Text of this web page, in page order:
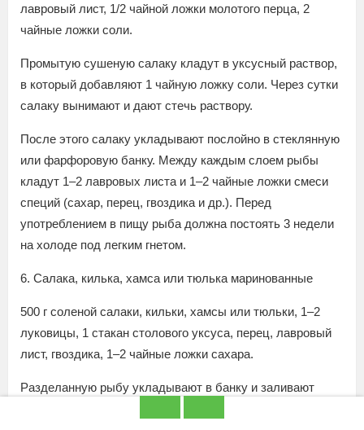
лавровый лист, 1/2 чайной ложки молотого перца, 2
чайные ложки соли.
Промытую сушеную салаку кладут в уксусный раствор,
в который добавляют 1 чайную ложку соли. Через сутки
салаку вынимают и дают стечь раствору.
После этого салаку укладывают послойно в стеклянную
или фарфоровую банку. Между каждым слоем рыбы
кладут 1–2 лавровых листа и 1–2 чайные ложки смеси
специй (сахар, перец, гвоздика и др.). Перед
употреблением в пищу рыба должна постоять 3 недели
на холоде под легким гнетом.
6. Салака, килька, хамса или тюлька маринованные
500 г соленой салаки, кильки, хамсы или тюльки, 1–2
луковицы, 1 стакан столового уксуса, перец, лавровый
лист, гвоздика, 1–2 чайные ложки сахара.
Разделанную рыбу укладывают в банку и заливают